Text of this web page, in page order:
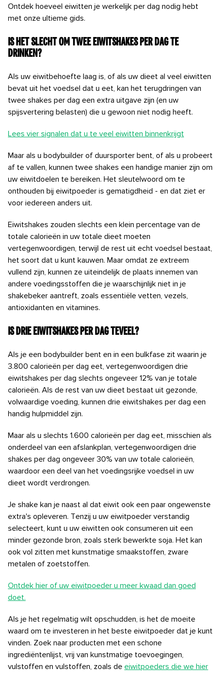
Ontdek hoeveel eiwitten je werkelijk per dag nodig hebt
met onze ultieme gids.
Is het slecht om twee eiwitshakes per dag te
drinken?
Als uw eiwitbehoefte laag is, of als uw dieet al veel eiwitten
bevat uit het voedsel dat u eet, kan het terugdringen van
twee shakes per dag een extra uitgave zijn (en uw
spijsvertering belasten) die u gewoon niet nodig heeft.
Lees vier signalen dat u te veel eiwitten binnenkrijgt
Maar als u bodybuilder of duursporter bent, of als u probeert
af te vallen, kunnen twee shakes een handige manier zijn om
uw eiwitdoelen te bereiken. Het sleutelwoord om te
onthouden bij eiwitpoeder is gematigdheid - en dat ziet er
voor iedereen anders uit.
Eiwitshakes zouden slechts een klein percentage van de
totale calorieën in uw totale dieet moeten
vertegenwoordigen, terwijl de rest uit echt voedsel bestaat,
het soort dat u kunt kauwen. Maar omdat ze extreem
vullend zijn, kunnen ze uiteindelijk de plaats innemen van
andere voedingsstoffen die je waarschijnlijk niet in je
shakebeker aantreft, zoals essentiële vetten, vezels,
antioxidanten en vitamines.
Is drie eiwitshakes per dag teveel?
Als je een bodybuilder bent en in een bulkfase zit waarin je
3.800 calorieën per dag eet, vertegenwoordigen drie
eiwitshakes per dag slechts ongeveer 12% van je totale
calorieën. Als de rest van uw dieet bestaat uit gezonde,
volwaardige voeding, kunnen drie eiwitshakes per dag een
handig hulpmiddel zijn.
Maar als u slechts 1.600 calorieën per dag eet, misschien als
onderdeel van een afslankplan, vertegenwoordigen drie
shakes per dag ongeveer 30% van uw totale calorieën,
waardoor een deel van het voedingsrijke voedsel in uw
dieet wordt verdrongen.
Je shake kan je naast al dat eiwit ook een paar ongewenste
extra's opleveren. Tenzij u uw eiwitpoeder verstandig
selecteert, kunt u uw eiwitten ook consumeren uit een
minder gezonde bron, zoals sterk bewerkte soja. Het kan
ook vol zitten met kunstmatige smaakstoffen, zware
metalen of zoetstoffen.
Ontdek hier of uw eiwitpoeder u meer kwaad dan goed
doet.
Als je het regelmatig wilt opschudden, is het de moeite
waard om te investeren in het beste eiwitpoeder dat je kunt
vinden. Zoek naar producten met een schone
ingrediëntenlijst, vrij van kunstmatige toevoegingen,
vulstoffen en vulstoffen, zoals de eiwitpoeders die we hier